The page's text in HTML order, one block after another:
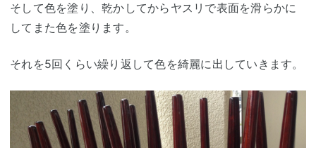
そして色を塗り、乾かしてからヤスリで表面を滑らかに
してまた色を塗ります。
それを5回くらい繰り返して色を綺麗に出していきます。